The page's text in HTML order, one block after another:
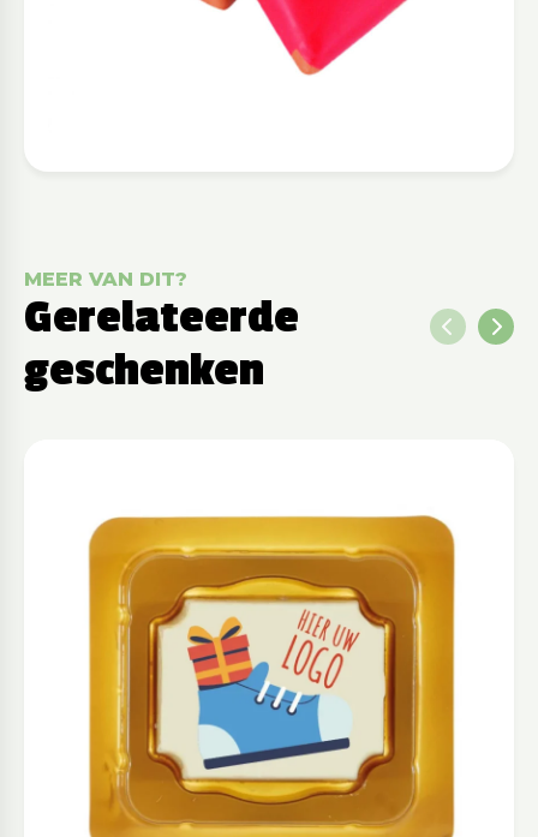
MEER VAN DIT?
Gerelateerde
geschenken